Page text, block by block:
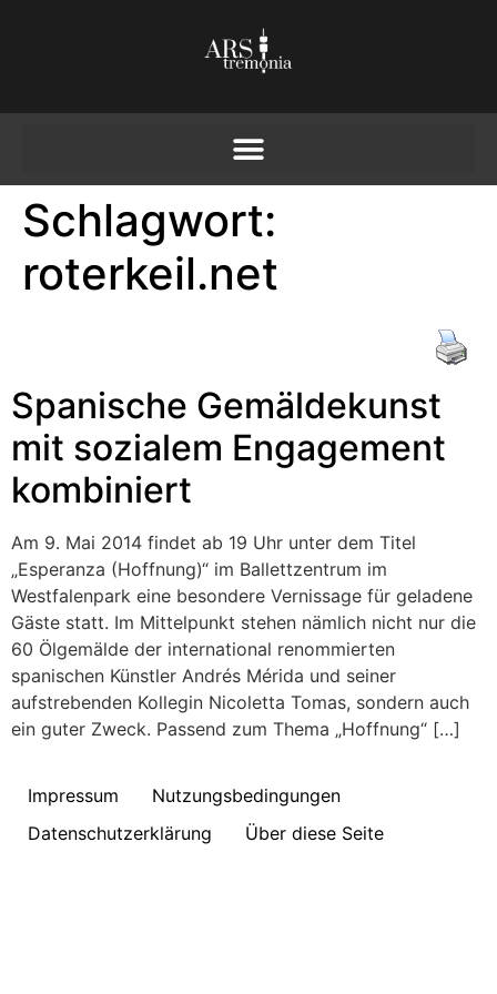
Schlagwort:
roterkeil.net
Spanische Gemäldekunst
mit sozialem Engagement
kombiniert
Am 9. Mai 2014 findet ab 19 Uhr unter dem Titel
„Esperanza (Hoffnung)“ im Ballettzentrum im
Westfalenpark eine besondere Vernissage für geladene
Gäste statt. Im Mittelpunkt stehen nämlich nicht nur die
60 Ölgemälde der international renommierten
spanischen Künstler Andrés Mérida und seiner
aufstrebenden Kollegin Nicoletta Tomas, sondern auch
ein guter Zweck. Passend zum Thema „Hoffnung“ […]
Impressum
Nutzungsbedingungen
Datenschutzerklärung
Über diese Seite